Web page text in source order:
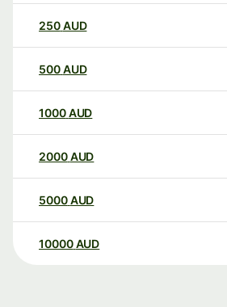
250AUD
500AUD
1000AUD
2000AUD
5000AUD
10000 AUD